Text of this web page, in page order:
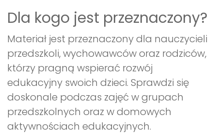
Dla kogo jest przeznaczony?
Materiał jest przeznaczony dla nauczycieli
przedszkoli, wychowawców oraz rodziców,
którzy pragną wspierać rozwój
edukacyjny swoich dzieci. Sprawdzi się
doskonale podczas zajęć w grupach
przedszkolnych oraz w domowych
aktywnościach edukacyjnych.